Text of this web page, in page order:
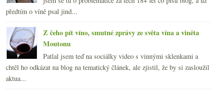
předtím o víně psal jind...
Z čeho pít víno, smutné zprávy ze světa vína a viněta
Moutonu
Patlal jsem teď na sociálky video s vinnými sklenkami a
chtěl ho odkázat na blog na tematický článek, ale zjistil, že by si zasloužil
aktua...